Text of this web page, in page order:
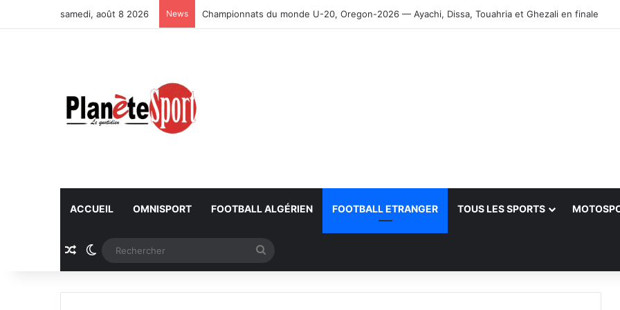
samedi, août 8 2026 News Championnats du monde U-20, Oregon-2026 — Ayachi, Dissa, Touahria et Ghezali en finale
ACCUEIL OMNISPORT FOOTBALL ALGÉRIEN FOOTBALL ETRANGER TOUS LES SPORTS
Article Aléatoire
Switch skin